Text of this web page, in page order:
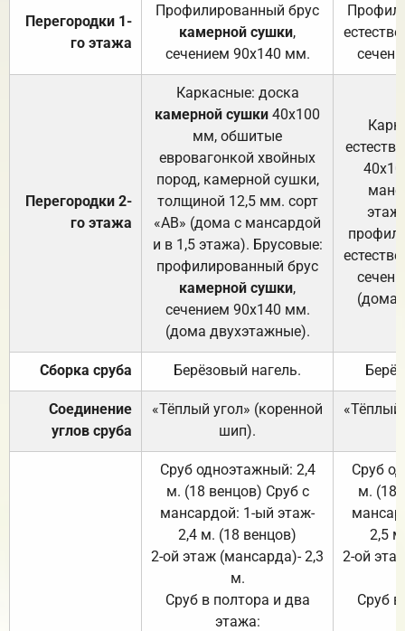
Перегородки 1-
го этажа
Профилированный брус
камерной сушки,
сечением 90х140 мм.
Перегородки 2-
го этажа
Каркасные: доска
камерной сушки 40х100
мм, обшитые
евровагонкой хвойных
пород, камерной сушки,
толщиной 12,5 мм. сорт
«АВ» (дома с мансардой
и в 1,5 этажа). Брусовые:
профилированный брус
камерной сушки,
сечением 90х140 мм.
(дома двухэтажные).
(дома
Сборка сруба Берёзовый нагель.
Соединение
углов сруба
«Тёплый угол» (коренной
шип).
«Тёплый
Сруб одноэтажный: 2,4
м. (18 венцов) Сруб с
мансардой: 1-ый этаж-
2,4 м. (18 венцов)
2-ой этаж (мансарда)- 2,3
м.
Сруб в полтора и два
этажа:
Сруб
м. (18
2,5
2-ой
Сруб